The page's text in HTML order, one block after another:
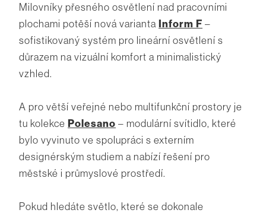
Milovníky přesného osvětlení nad pracovními
plochami potěší nová varianta Inform F –
sofistikovaný systém pro lineární osvětlení s
důrazem na vizuální komfort a minimalistický
vzhled.
A pro větší veřejné nebo multifunkční prostory je
tu kolekce Polesano – modulární svítidlo, které
bylo vyvinuto ve spolupráci s externím
designérským studiem a nabízí řešení pro
městské i průmyslové prostředí.
Pokud hledáte světlo, které se dokonale